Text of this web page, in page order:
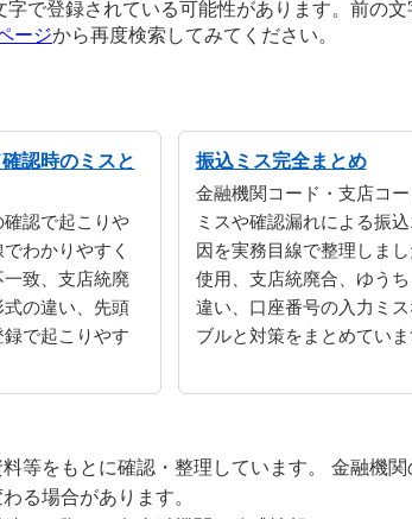
で登録されている可能性があります。前の
ージから再度検索してみてください。
認時のミスと
認で起こりや
わかりやすく
致、支店統廃
の違い、先頭
で起こりやす
振込ミス完全まとめ
金融機関コード・支店コ
ミスや確認漏れによる振
因を実務目線で整理しま
使用、支店統廃合、ゆう
違い、口座番号の入力ミ
ブルと対策をまとめていま
等をもとに確認・整理しています。 金融機
る場合があります。